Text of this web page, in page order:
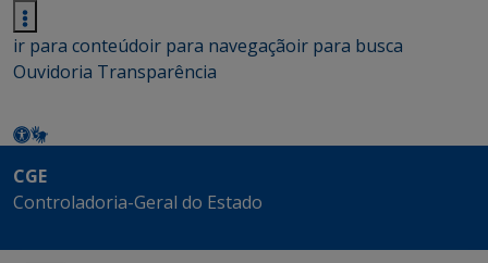
ir para conteúdoir para navegaçãoir para busca
Ouvidoria Transparência
CGE
Controladoria-Geral do Estado